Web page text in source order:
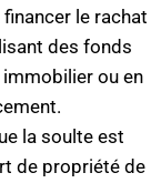
le rachat
des fonds
ou en
la soulte est
de propriété de